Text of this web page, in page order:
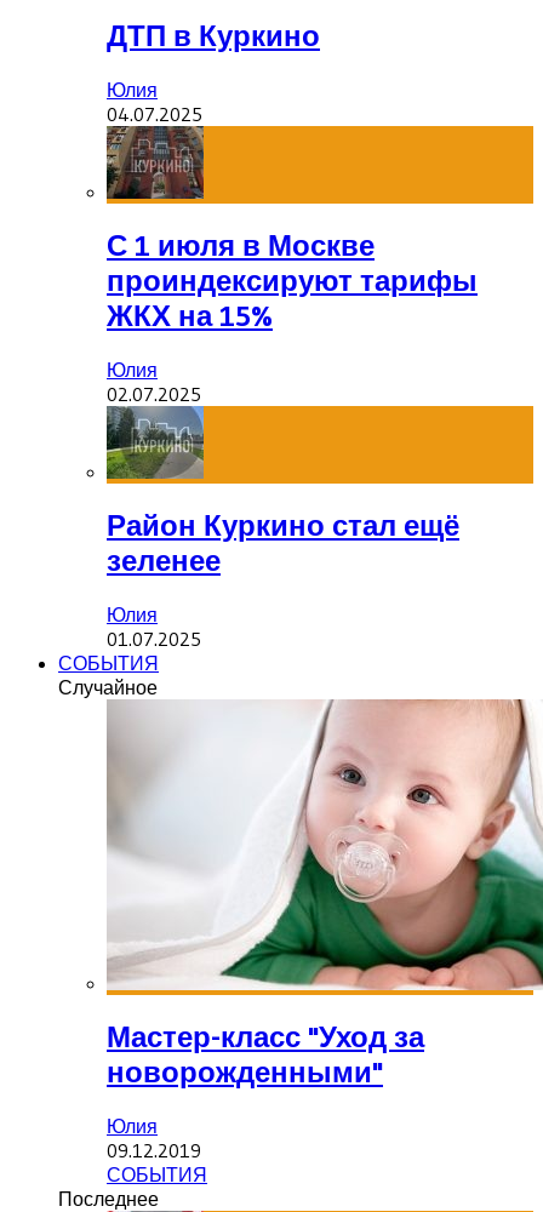
ДТП в Куркино
Юлия
04.07.2025
С 1 июля в Москве
проиндексируют тарифы
ЖКХ на 15%
Юлия
02.07.2025
Район Куркино стал ещё
зеленее
Юлия
01.07.2025
СОБЫТИЯ
Случайное
Мастер-класс "Уход за
новорожденными"
Юлия
09.12.2019
СОБЫТИЯ
Последнее